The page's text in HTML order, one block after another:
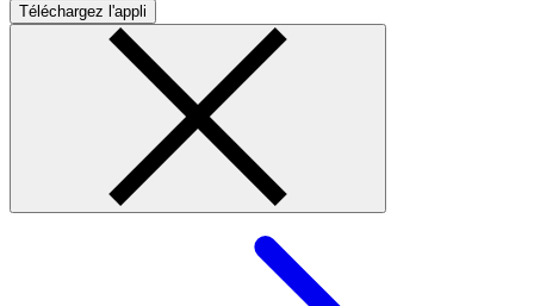
Téléchargez l'appli